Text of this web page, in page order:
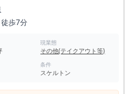
徒歩7分
現業態
その他(テイクアウト等)
条件
スケルトン